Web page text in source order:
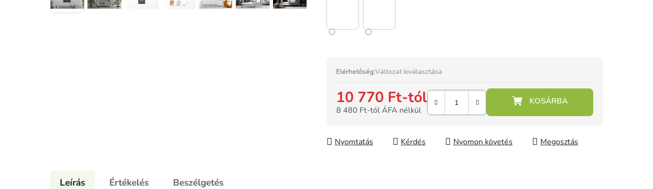
Elérhetőség:Változat kiválasztása
10 770 Ft-tól
8 480 Ft-tól ÁFA nélkül
Nyomtatás
Kérdés Nyomon követés Megosztás
Leírás Értékelés Beszélgetés